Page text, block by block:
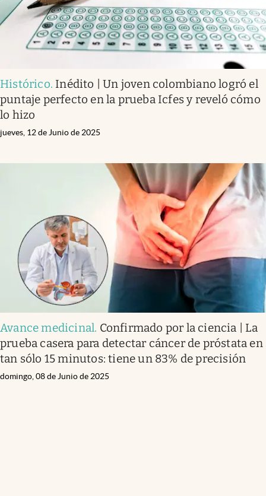
Histórico. Inédito | Un joven colombiano logró el
puntaje perfecto en la prueba Icfes y reveló cómo
lo hizo
jueves, 12 de Junio de 2025
Avance medicinal. Confirmado por la ciencia | La
prueba casera para detectar cáncer de próstata en
tan sólo 15 minutos: tiene un 83% de precisión
domingo, 08 de Junio de 2025